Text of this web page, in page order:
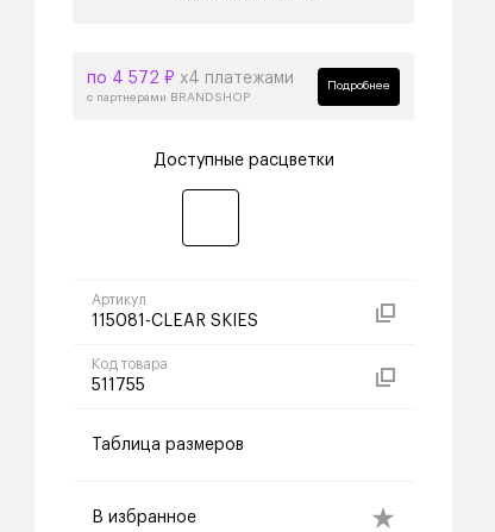
по 4 572 ₽ х4 платежами
с партнерами BRANDSHOP
Подробнее
Доступные расцветки
Артикул
115081-CLEAR SKIES
Код товара
511755
Таблица размеров
В избранное